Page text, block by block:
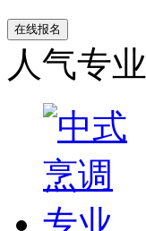
人气专业